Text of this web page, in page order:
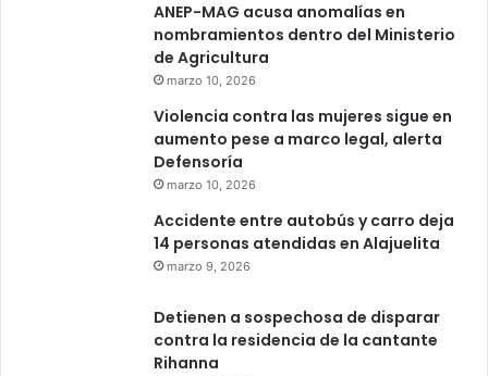
ANEP-MAG acusa anomalías en
nombramientos dentro del Ministerio
de Agricultura
marzo 10, 2026
Violencia contra las mujeres sigue en
aumento pese a marco legal, alerta
Defensoría
marzo 10, 2026
Accidente entre autobús y carro deja
14 personas atendidas en Alajuelita
marzo 9, 2026
Detienen a sospechosa de disparar
contra la residencia de la cantante
Rihanna